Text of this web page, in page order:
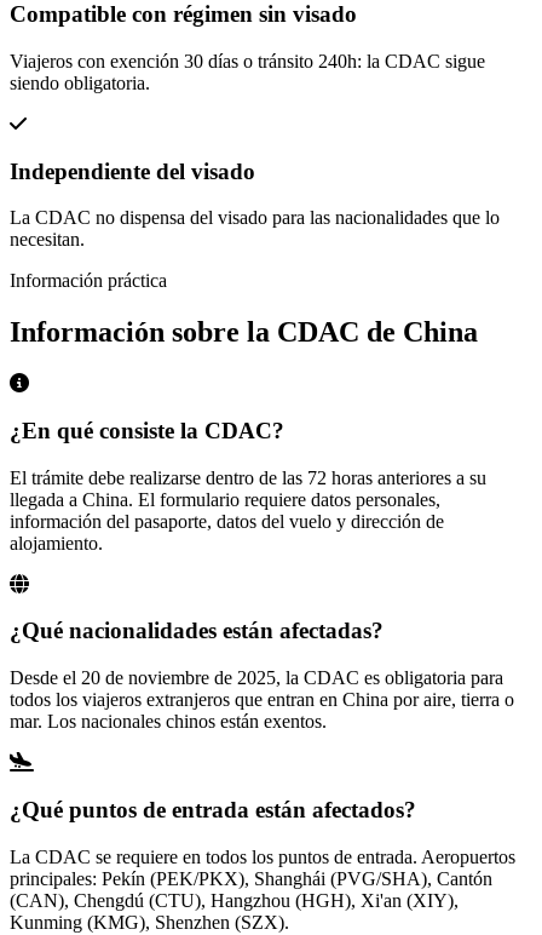
Compatible con régimen sin visado
Viajeros con exención 30 días o tránsito 240h: la CDAC sigue
siendo obligatoria.
Independiente del visado
La CDAC no dispensa del visado para las nacionalidades que lo
necesitan.
Información práctica
Información sobre la CDAC de China
¿En qué consiste la CDAC?
El trámite debe realizarse dentro de las 72 horas anteriores a su
llegada a China. El formulario requiere datos personales,
información del pasaporte, datos del vuelo y dirección de
alojamiento.
¿Qué nacionalidades están afectadas?
Desde el 20 de noviembre de 2025, la CDAC es obligatoria para
todos los viajeros extranjeros que entran en China por aire, tierra o
mar. Los nacionales chinos están exentos.
¿Qué puntos de entrada están afectados?
La CDAC se requiere en todos los puntos de entrada. Aeropuertos
principales: Pekín (PEK/PKX), Shanghái (PVG/SHA), Cantón
(CAN), Chengdú (CTU), Hangzhou (HGH), Xi'an (XIY),
Kunming (KMG), Shenzhen (SZX).